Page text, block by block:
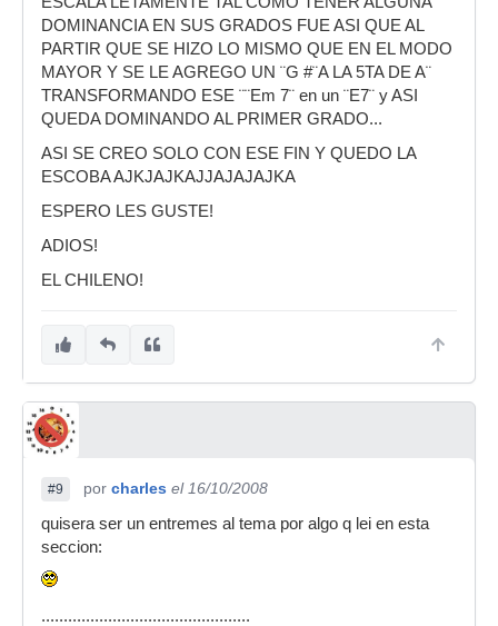
DOMINANCIA EN SUS GRADOS FUE ASI QUE AL
PARTIR QUE SE HIZO LO MISMO QUE EN EL MODO
MAYOR Y SE LE AGREGO UN ¨G #¨A LA 5TA DE A¨
TRANSFORMANDO ESE ¨¨Em 7¨ en un ¨E7¨ y ASI
QUEDA DOMINANDO AL PRIMER GRADO...
ASI SE CREO SOLO CON ESE FIN Y QUEDO LA
ESCOBA AJKJAJKAJJAJAJAJKA
ESPERO LES GUSTE!
ADIOS!
EL CHILENO!
#9 por charles el 16/10/2008
quisera ser un entremes al tema por algo q lei en esta
seccion:
...............................................